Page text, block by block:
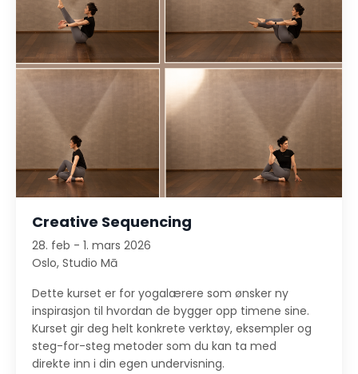
Creative Sequencing
28. feb - 1. mars 2026
Oslo, Studio Mā
Dette kurset er for yogalærere som ønsker ny
inspirasjon til hvordan de bygger opp timene sine.
Kurset gir deg helt konkrete verktøy, eksempler og
steg-for-steg metoder som du kan ta med
direkte inn i din egen undervisning.